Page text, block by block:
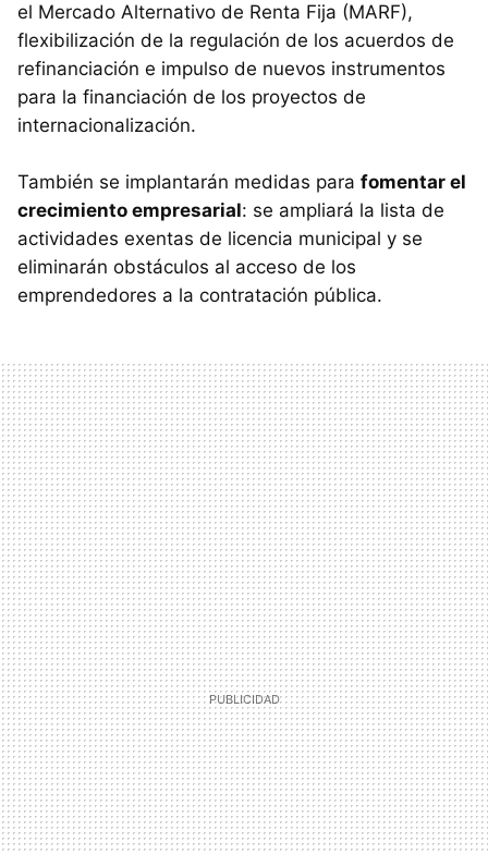
el Mercado Alternativo de Renta Fija (MARF),
flexibilización de la regulación de los acuerdos de
refinanciación e impulso de nuevos instrumentos
para la financiación de los proyectos de
internacionalización.
También se implantarán medidas para fomentar el
crecimiento empresarial: se ampliará la lista de
actividades exentas de licencia municipal y se
eliminarán obstáculos al acceso de los
emprendedores a la contratación pública.